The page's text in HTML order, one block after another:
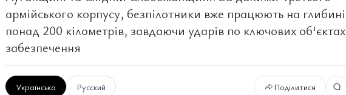
армійського корпусу, безпілотники вже працюють на глибині
понад 200 кілометрів, завдаючи ударів по ключових об'єктах
забезпечення
Українська Русский Поділитися